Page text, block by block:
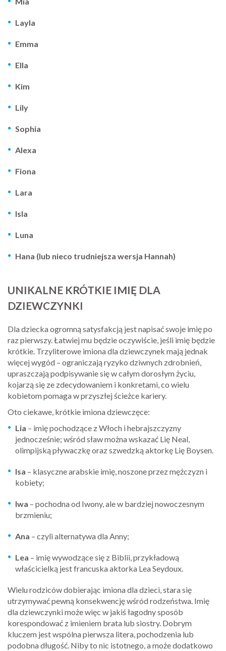
Layla
Emma
Ella
Kim
Lily
Sophia
Alexa
Fiona
Lara
Isla
Luna
Hana (lub nieco trudniejsza wersja Hannah)
UNIKALNE KRÓTKIE IMIĘ DLA
DZIEWCZYNKI
Dla dziecka ogromną satysfakcją jest napisać swoje imię po
raz pierwszy. Łatwiej mu będzie oczywiście, jeśli imię będzie
krótkie. Trzyliterowe imiona dla dziewczynek mają jednak
więcej wygód – ograniczają ryzyko dziwnych zdrobnień,
upraszczają podpisywanie się w całym dorosłym życiu,
kojarzą się ze zdecydowaniem i konkretami, co wielu
kobietom pomaga w przyszłej ścieżce kariery.
Oto ciekawe, krótkie imiona dziewczęce:
Lia – imię pochodzące z Włoch i hebrajszczyzny
jednocześnie; wśród sław można wskazać Lię Neal,
olimpijską pływaczkę oraz szwedzką aktorkę Lię Boysen.
Isa – klasyczne arabskie imię, noszone przez mężczyzn i
kobiety;
Iwa – pochodna od Iwony, ale w bardziej nowoczesnym
brzmieniu;
Ana – czyli alternatywa dla Anny;
Lea – imię wywodzące się z Biblii, przykładową
właścicielką jest francuska aktorka Lea Seydoux.
Wielu rodziców dobierając imiona dla dzieci, stara się
utrzymywać pewną konsekwencję wśród rodzeństwa. Imię
dla dziewczynki może więc w jakiś łagodny sposób
korespondować z imieniem brata lub siostry. Dobrym
kluczem jest wspólna pierwsza litera, pochodzenia lub
podobna długość. Niby to nic istotnego, a może dodatkowo